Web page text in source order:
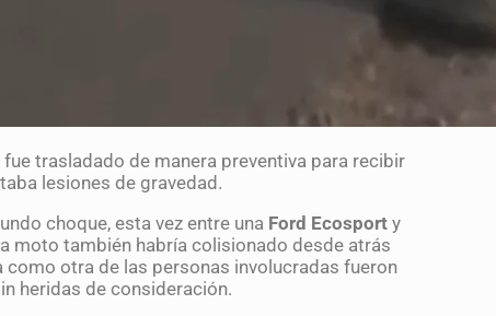
trasladado de manera preventiva para recibir
lesiones de gravedad.
choque, esta vez entre una Ford Ecosport y
moto también habría colisionado desde atrás
otra de las personas involucradas fueron
heridas de consideración.